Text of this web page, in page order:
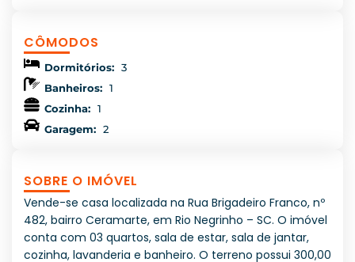
CÔMODOS
Dormitórios: 3
Banheiros: 1
Cozinha: 1
Garagem: 2
SOBRE O IMÓVEL
Vende-se casa localizada na Rua Brigadeiro Franco, nº
482, bairro Ceramarte, em Rio Negrinho – SC. O imóvel
conta com 03 quartos, sala de estar, sala de jantar,
cozinha, lavanderia e banheiro. O terreno possui 300,00